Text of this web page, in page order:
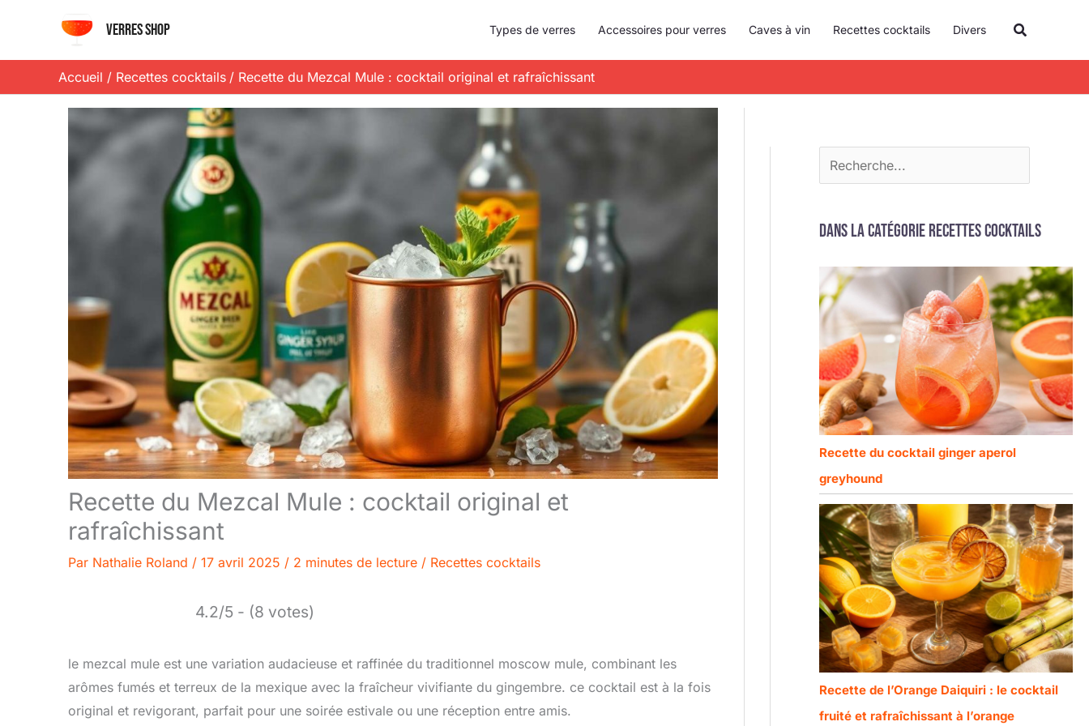
contenu
Verres shop Types de verres Accessoires pour verres Caves à vin Recettes cocktails Divers
Accueil Recettes cocktails Recette du Mezcal Mule : cocktail original et rafraîchissant
Recette du Mezcal Mule : cocktail original et
rafraîchissant
Par Nathalie Roland / 17 avril 2025 / 2 minutes de lecture / Recettes cocktails
4.2/5 - (8 votes)
le mezcal mule est une variation audacieuse et raffinée du traditionnel moscow mule, combinant les
arômes fumés et terreux de la mexique avec la fraîcheur vivifiante du gingembre. ce cocktail est à la fois
original et revigorant, parfait pour une soirée estivale ou une réception entre amis.
c
h
e
Dans la catégorie Recettes cocktails
Recette du cocktail ginger aperol
greyhound
Recette de l’Orange Daiquiri : le cocktail
fruité et rafraîchissant à l’orange